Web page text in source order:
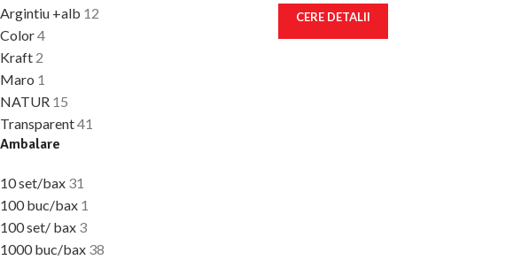
Argintiu +alb 12
Color4
Kraft 2
Maro 1
NATUR 15
Transparent41
Ambalare
10 set/bax 31
100 buc/bax 1
100 set/ bax 3
1000 buc/bax 38
CERE DETALII